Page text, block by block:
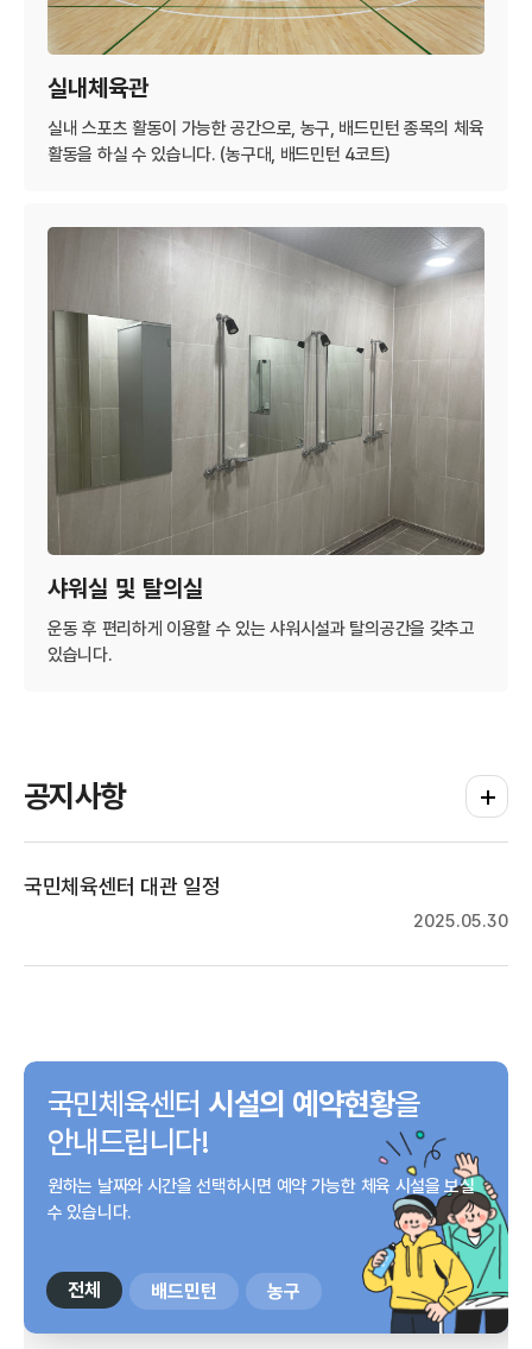
실내체육관
실내 스포츠 활동이 가능한 공간으로, 농구, 배드민턴 종목의 체육
활동을 하실 수 있습니다. (농구대, 배드민턴 4코트)
샤워실 및 탈의실
운동 후 편리하게 이용할 수 있는 샤워시설과 탈의공간을 갖추고
있습니다.
공지사항
국민체육센터 대관 일정
2025.05.30
공지사
국민체육센터 시설의 예약현황을
안내드립니다!
원하는 날짜와 시간을 선택하시면 예약 가능한 체육 시설을보실
수 있습니다.
전체 배드민턴 농구